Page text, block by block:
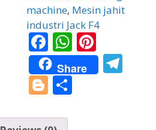
machine, Mesin jahit
industri Jack F4
F
ac
e
b
o
W
h
at
s
Pi
nt
er
Share T
Bl
g
S